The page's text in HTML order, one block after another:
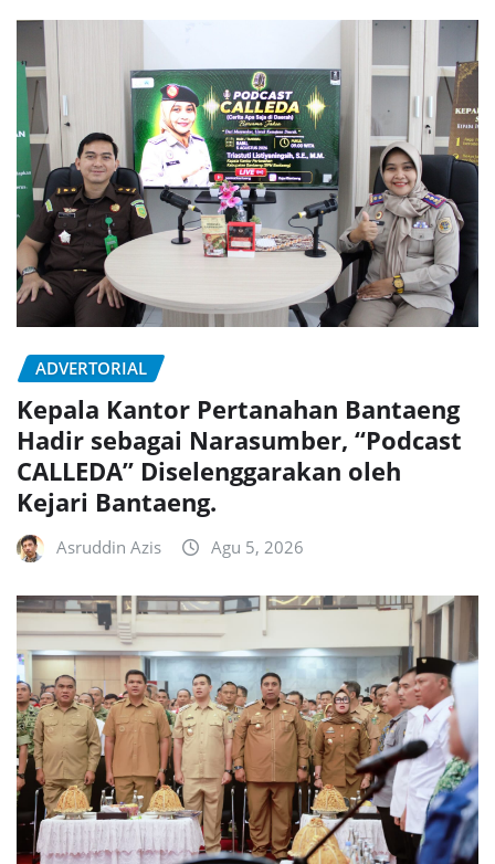
ADVERTORIAL
Kepala Kantor Pertanahan Bantaeng
Hadir sebagai Narasumber, “Podcast
CALLEDA” Diselenggarakan oleh
Kejari Bantaeng.
Asruddin Azis Agu 5, 2026